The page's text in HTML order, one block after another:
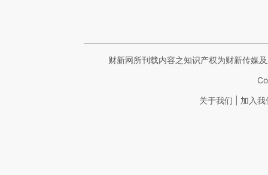
财新网所刊载内容之知识产权为财新传媒
关于我们 加入我